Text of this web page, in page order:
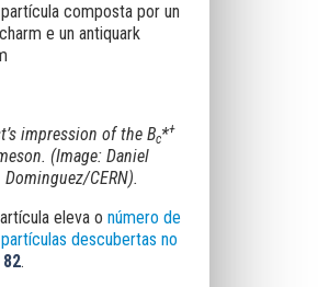
composta por un
e un antiquark
impression of the Bc*+
(Image: Daniel
Dominguez/CERN).
eleva o número de
descubertas no
82.